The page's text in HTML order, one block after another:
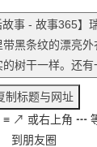
≡ ↗ 或右上角 ┅
到朋友圈